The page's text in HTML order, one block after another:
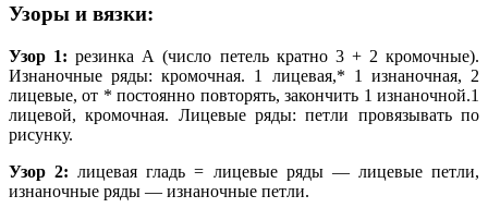
Узоры и вязки:
Узор 1: резинка А (число петель кратно 3 + 2 кромочные).
Изнаночные ряды: кромочная. 1 лицевая,* 1 изнаночная, 2
лицевые, от * постоянно повторять, закончить 1 изнаночной.1
лицевой, кромочная. Лицевые ряды: петли провязывать по
рисунку.
Узор 2: лицевая гладь = лицевые ряды — лицевые петли,
изнаночные ряды — изнаночные петли.